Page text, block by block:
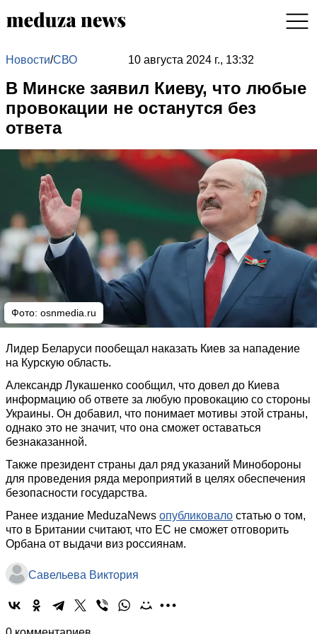
Новости/СВО 10 августа 2024 г., 13:32
В Минске заявил Киеву, что любые
провокации не останутся без
ответа
Фото: osnmedia.ru
Лидер Беларуси пообещал наказать Киев за нападение
на Курскую область.
Александр Лукашенко сообщил, что довел до Киева
информацию об ответе за любую провокацию со стороны
Украины. Он добавил, что понимает мотивы этой страны,
однако это не значит, что она сможет оставаться
безнаказанной.
Также президент страны дал ряд указаний Минобороны
для проведения ряда мероприятий в целях обеспечения
безопасности государства.
Ранее издание MeduzaNews опубликовало статью о том,
что в Британии считают, что ЕС не сможет отговорить
Орбана от выдачи виз россиянам.
Савельева Виктория